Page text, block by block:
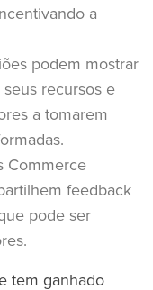
a
podem mostrar
recursos e
a tomarem
Commerce
feedback
pode ser
tem ganhado